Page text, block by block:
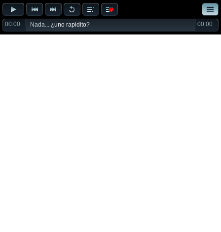
00:00 Nada... ¿uno rapidito? 00:00